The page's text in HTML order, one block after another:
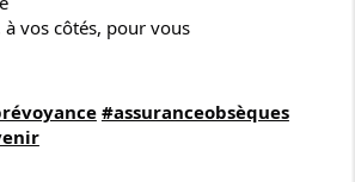
vos côtés, pour vous
#assuranceobsèques